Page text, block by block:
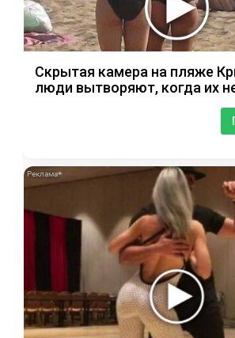
Скрытая камера на пляже
люди вытворяют, когда их